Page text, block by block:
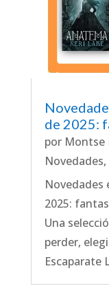
de 2025:
por Montse
Novedades,
Novedades
2025:
Una
perder,
Escaparate